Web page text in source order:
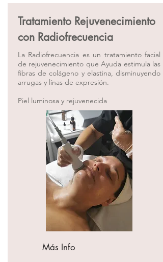
Tratamiento Rejuvenecimiento
con Radiofrecuencia
La Radiofrecuencia es un tratamiento facial
de rejuvenecimiento que Ayuda estimula las
fibras de colágeno y elastina, disminuyendo
arrugas y línas de expresión.
Piel luminosa y rejuvenecida
Más Info